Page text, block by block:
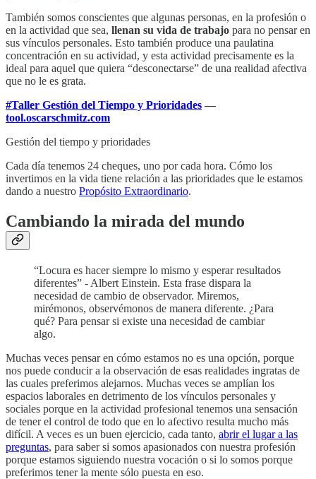
También somos conscientes que algunas personas, en la profesión o
en la actividad que sea, llenan su vida de trabajo para no pensar en
sus vínculos personales. Esto también produce una paulatina
concentración en su actividad, y esta actividad precisamente es la
ideal para aquel que quiera “desconectarse” de una realidad afectiva
que no le es grata.
#Taller Gestión del Tiempo y Prioridades —
tool.oscarschmitz.com
Gestión del tiempo y prioridades
Cada día tenemos 24 cheques, uno por cada hora. Cómo los
invertimos en la vida tiene relación a las prioridades que le estamos
dando a nuestro Propósito Extraordinario.
Cambiando la mirada del mundo
“Locura es hacer siempre lo mismo y esperar resultados
diferentes” - Albert Einstein. Esta frase dispara la
necesidad de cambio de observador. Miremos,
mirémonos, observémonos de manera diferente. ¿Para
qué? Para pensar si existe una necesidad de cambiar
algo.
Muchas veces pensar en cómo estamos no es una opción, porque
nos puede conducir a la observación de esas realidades ingratas de
las cuales preferimos alejarnos. Muchas veces se amplían los
espacios laborales en detrimento de los vínculos personales y
sociales porque en la actividad profesional tenemos una sensación
de tener el control de todo que en lo afectivo resulta mucho más
difícil. A veces es un buen ejercicio, cada tanto, abrir el lugar a las
preguntas, para saber si somos apasionados con nuestra profesión
porque estamos siguiendo nuestra vocación o si lo somos porque
preferimos tener la mente sólo puesta en eso.